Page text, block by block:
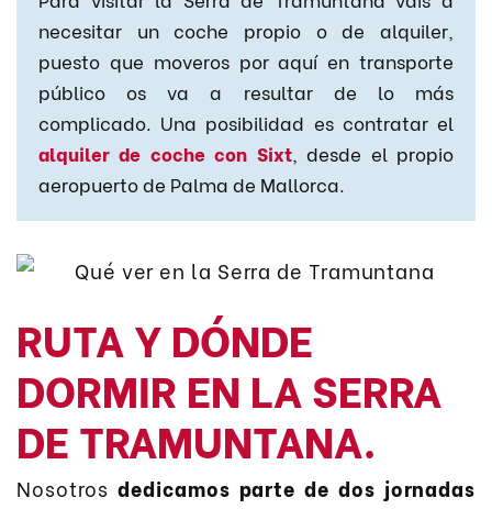
necesitar un coche propio o de alquiler,
puesto que moveros por aquí en transporte
público os va a resultar de lo más
complicado. Una posibilidad es contratar el
alquiler de coche con Sixt, desde el propio
aeropuerto de Palma de Mallorca.
RUTA Y DÓNDE
DORMIR EN LA SERRA
DE TRAMUNTANA.
Nosotrosdedicamos parte de dos jornadas